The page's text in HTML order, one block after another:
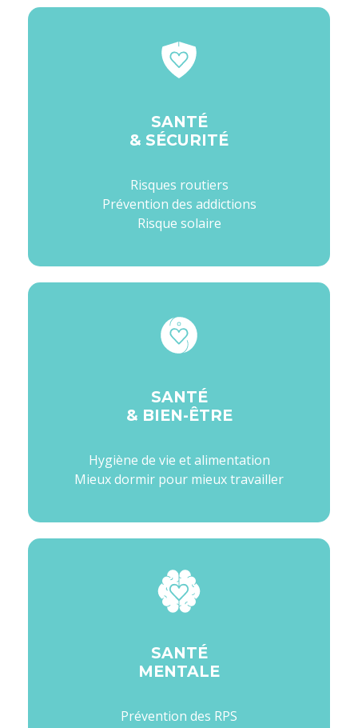
SANTÉ
& SÉCURITÉ
Risques routiers
Prévention des addictions
Risque solaire
SANTÉ
& BIEN-ÊTRE
Hygiène de vie et alimentation
Mieux dormir pour mieux travailler
SANTÉ
MENTALE
Prévention des RPS